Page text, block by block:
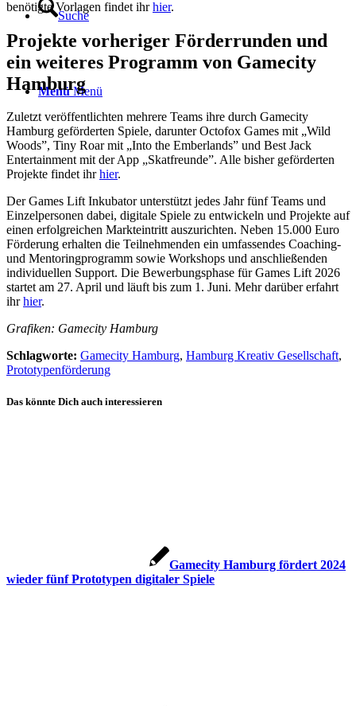
Suche
Menü Menü
benötigte Vorlagen findet ihrhier.
Projekte vorheriger Förderrunden und
ein weiteres Programm von Gamecity
Hamburg
Zuletzt veröffentlichten mehrere Teams ihre durch Gamecity
Hamburg geförderten Spiele, darunter Octofox Games mit „Wild
Woods”, Tiny Roar mit „Into the Emberlands” und Best Jack
Entertainment mit der App „Skatfreunde”. Alle bisher geförderten
Projekte findet ihrhier.
Der Games Lift Inkubator unterstützt jedes Jahr fünf Teams und
Einzelpersonen dabei, digitale Spiele zu entwickeln und Projekte auf
einen erfolgreichen Markteintritt auszurichten. Neben 15.000 Euro
Förderung erhalten die Teilnehmenden ein umfassendes Coaching-
und Mentoringprogramm sowie Workshops und anschließenden
individuellen Support. Die Bewerbungsphase für Games Lift 2026
startet am 27. April und läuft bis zum 1. Juni. Mehr darüber erfahrt
ihrhier.
Grafiken: Gamecity Hamburg
Schlagworte: Gamecity Hamburg, Hamburg Kreativ Gesellschaft,
Prototypenförderung
Das könnte Dich auch interessieren
Gamecity Hamburg fördert 2024
wieder fünf Prototypen digitaler Spiele